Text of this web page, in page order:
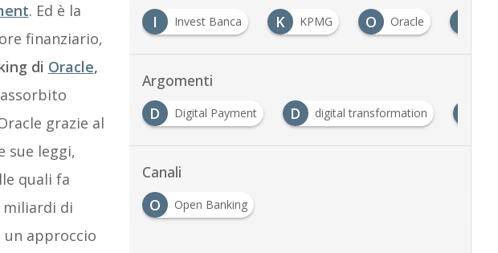
. Ed è la
finanziario,
di Oracle,
grazie al
sue leggi,
quali fa
miliardi di
un approccio
G
Google I Invest Banca K KPMG O Oracle
Argomenti
D Digital Payment D digital transformation
Canali
O
Open Banking